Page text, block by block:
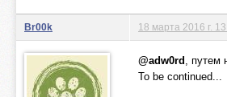
Br00k 18 марта 2016 г.
@adw0rd , путем
To be continued...